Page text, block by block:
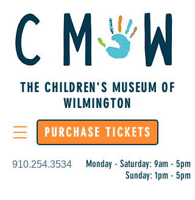
THE CHILDREN'S MUSEUM OF
WILMINGTON
910.254.3534
Monday - Saturday: 9am - 5pm
Sunday: 1pm - 5pm
PURCHASE TICKETS